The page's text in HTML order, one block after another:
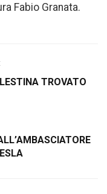
Fabio Granata.
TROVATO